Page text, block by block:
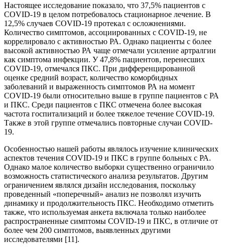
Настоящее исследование показало, что 37,5% пациентов с
COVID-19 в целом потребовалось стационарное лечение. В
12,5% случаев COVID-19 протекал с осложнениями.
Количество симптомов, ассоциированных с COVID-19, не
коррелировало с активностью РА. Однако пациенты с более
высокой активностью РА чаще отмечали усиление артралгии
как симптома инфекции. У 47,8% пациентов, перенесших
COVID-19, отмечался ПКС. При дифференцированной
оценке средний возраст, количество коморбидных
заболеваний и выраженность симптомов РА на момент
COVID-19 были относительно выше в группе пациентов с РА
и ПКС. Среди пациентов с ПКС отмечена более высокая
частота госпитализаций и более тяжелое течение COVID-19.
Также в этой группе отмечались повторные случаи COVID-
19.
Особенностью нашей работы являлось изучение клинических
аспектов течения COVID-19 и ПКС в группе больных с РА.
Однако малое количество выборки существенно ограничило
возможность статистического анализа результатов. Другим
ограничением являлся дизайн исследования, поскольку
проведенный «поперечный» анализ не позволял изучить
динамику и продолжительность ПКС. Необходимо отметить
также, что используемая анкета включала только наиболее
распространенные симптомы COVID-19 и ПКС, в отличие от
более чем 200 симптомов, выявленных другими
исследователями [11].